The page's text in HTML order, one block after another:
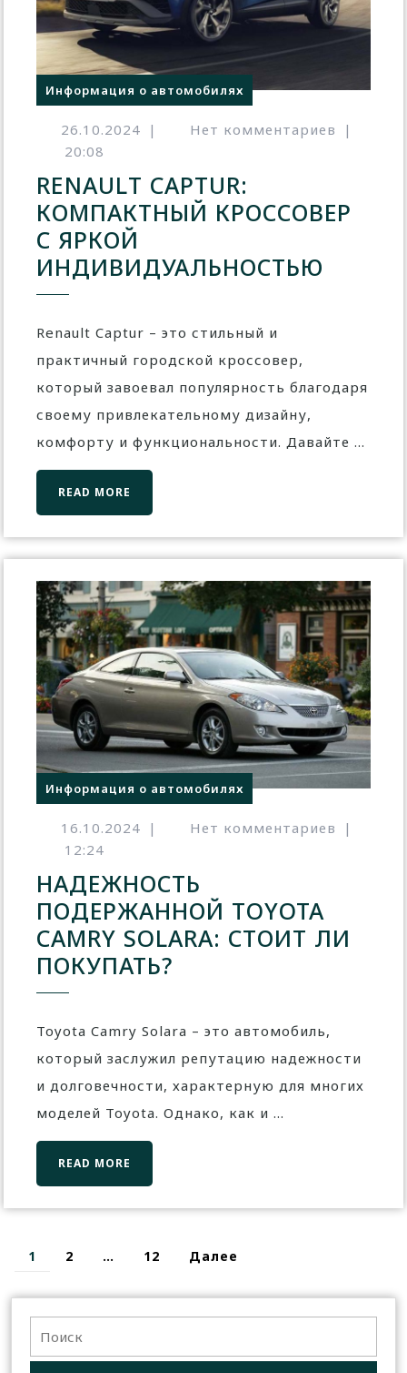
Информация о автомобилях
26.10.2024 | Нет комментариев
|
20:08
RENAULT CAPTUR:
КОМПАКТНЫЙ КРОССОВЕР
С ЯРКОЙ
ИНДИВИДУАЛЬНОСТЬЮ
Renault Captur – это стильный и
практичный городской кроссовер,
который завоевал популярность благодаря
своему привлекательному дизайну,
комфорту и функциональности. Давайте ...
READ MORE
Информация о автомобилях
16.10.2024 | Нет комментариев
|
12:24
НАДЕЖНОСТЬ
ПОДЕРЖАННОЙ TOYOTA
CAMRY SOLARA: СТОИТ ЛИ
ПОКУПАТЬ?
Toyota Camry Solara – это автомобиль,
который заслужил репутацию надежности
и долговечности, характерную для многих
моделей Toyota. Однако, как и ...
READ MORE
1 2 … 12 Далее